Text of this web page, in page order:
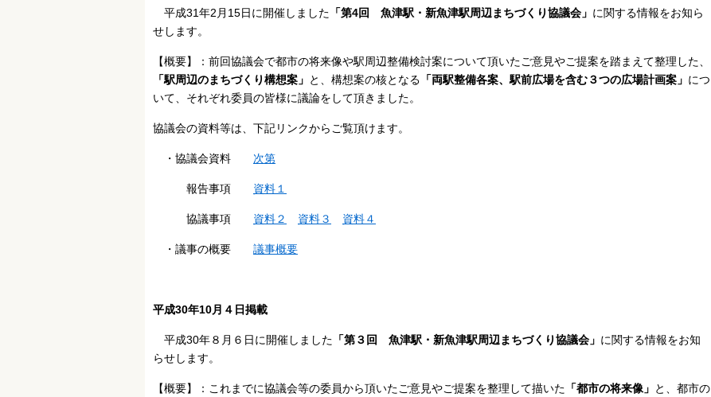
平成31年2月15日に開催しました 「第4回 魚津駅・新魚津駅周辺まちづくり協議会」 に関する情報をお知ら
せします。
【概要】：前回協議会で都市の将来像や駅周辺整備検討案について頂いたご意見やご提案を踏まえて整理した、
「駅周辺のまちづくり構想案」 と、構想案の核となる 「両駅整備各案、駅前広場を含む３つの広場計画案」 につ
いて、それぞれ委員の皆様に議論をして頂きました。
協議会の資料等は、下記リンクからご覧頂けます。
・協議会資料 次第
報告事項 資料１
協議事項 資料２ 資料３ 資料４
・議事の概要 議事概要
平成30年10月４日掲載
平成30年８月６日に開催しました 「第３回 魚津駅・新魚津駅周辺まちづくり協議会」 に関する情報をお知
らせします。
【概要】：これまでに協議会等の委員から頂いたご意見やご提案を整理して描いた 「都市の将来像」 と、都市の